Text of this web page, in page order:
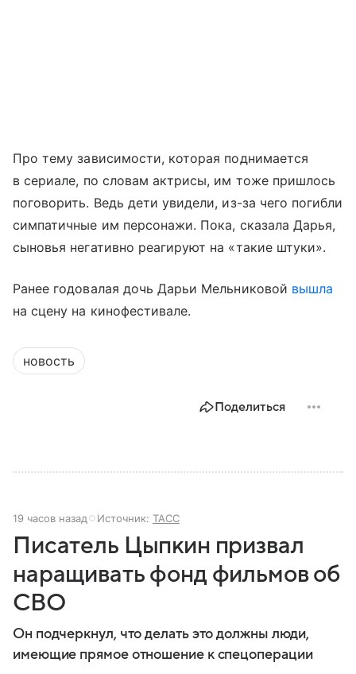
Про тему зависимости, которая поднимается
в сериале, по словам актрисы, им тоже пришлось
поговорить. Ведь дети увидели, из-за чего погибли
симпатичные им персонажи. Пока, сказала Дарья,
сыновья негативно реагируют на «такие штуки».
Ранее годовалая дочь Дарьи Мельниковой вышла
на сцену на кинофестивале.
новость
Поделиться
19 часов назад Источник: ТАСС
Писатель Цыпкин призвал
наращивать фонд фильмов об
СВО
Он подчеркнул, что делать это должны люди,
имеющие прямое отношение к спецоперации